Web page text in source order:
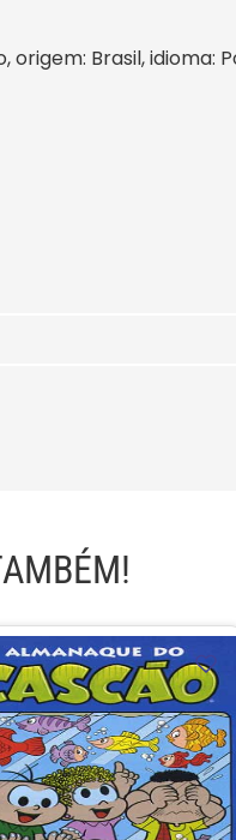
origem: Brasil, idioma: